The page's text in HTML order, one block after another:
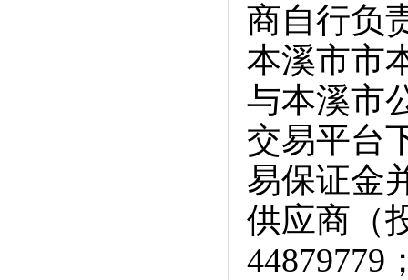
商自行负
本溪市市
与本溪市
交易平台
易保证金
供应商（
44879779